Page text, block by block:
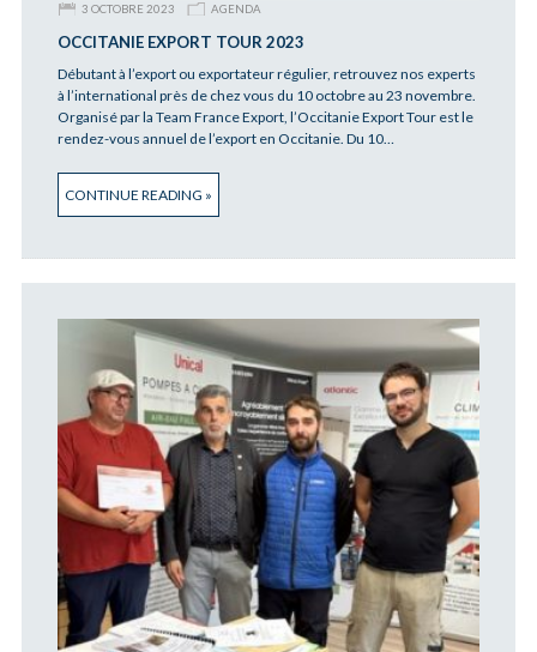
3 OCTOBRE 2023 AGENDA
OCCITANIE EXPORT TOUR 2023
Débutant à l’export ou exportateur régulier, retrouvez nos experts
à l’international près de chez vous du 10 octobre au 23 novembre.
Organisé par la Team France Export, l’Occitanie Export Tour est le
rendez-vous annuel de l’export en Occitanie. Du 10…
CONTINUE READING »